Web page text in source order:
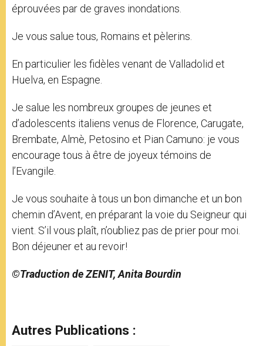
éprouvées par de graves inondations.
Je vous salue tous, Romains et pèlerins.
En particulier les fidèles venant de Valladolid et
Huelva, en Espagne.
Je salue les nombreux groupes de jeunes et
d’adolescents italiens venus de Florence, Carugate,
Brembate, Almè, Petosino et Pian Camuno: je vous
encourage tous à être de joyeux témoins de
l’Evangile.
Je vous souhaite à tous un bon dimanche et un bon
chemin d’Avent, en préparant la voie du Seigneur qui
vient. S’il vous plaît, n’oubliez pas de prier pour moi.
Bon déjeuner et au revoir!
©Traduction de ZENIT, Anita Bourdin
Autres Publications :